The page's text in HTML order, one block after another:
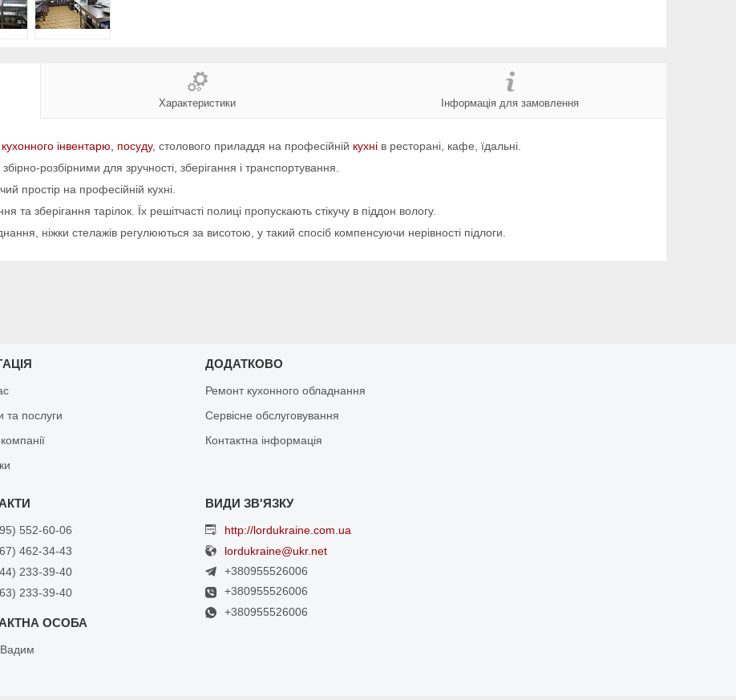
Характеристики Інформація для замовлення
кухонного інвентарю, посуду, столового приладдя на професійній кухні в ресторані, кафе, їдальні.
розбірними для зручності, зберігання і транспортування.
простір на професійній кухні.
зберігання тарілок. Їх решітчасті полиці пропускають стікучу в піддон вологу.
ніжки стелажів регулюються за висотою, у такий спосіб компенсуючи нерівності підлоги.
та послуги
ДОДАТКОВО
Ремонт кухонного обладнання
Сервісне обслуговування
Контактна інформація
552-60-06
462-34-43
233-39-40
233-39-40
http://lordukraine.com.ua
lordukraine@ukr.net
+380955526006
+380955526006
+380955526006